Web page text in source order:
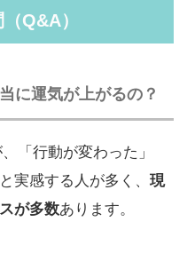
Q&A）
に運気が上がるの？
「行動が変わった」
実感する人が多く、 現
が多数あります。